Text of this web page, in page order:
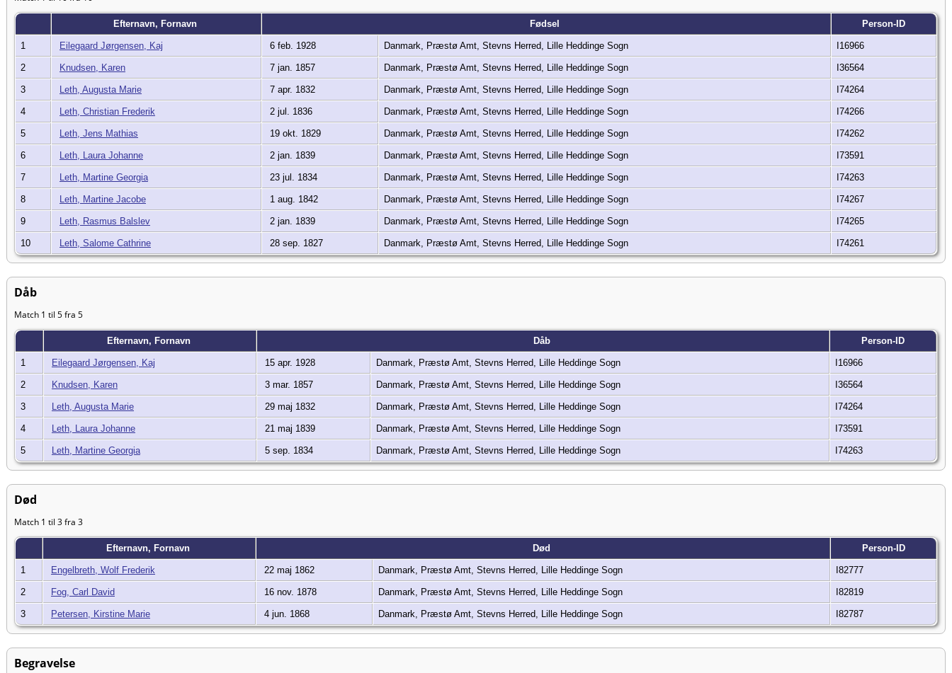
Efternavn, Fornavn Fødsel Person-ID
1 Eilegaard Jørgensen, Kaj 6 feb. 1928 Danmark, Præstø Amt, Stevns Herred, Lille Heddinge Sogn I16966
2 Knudsen, Karen 7 jan. 1857 Danmark, Præstø Amt, Stevns Herred, Lille Heddinge Sogn I36564
3 Leth, Augusta Marie 7 apr. 1832 Danmark, Præstø Amt, Stevns Herred, Lille Heddinge Sogn I74264
4 Leth, Christian Frederik 2 jul. 1836 Danmark, Præstø Amt, Stevns Herred, Lille Heddinge Sogn I74266
5 Leth, Jens Mathias 19 okt. 1829 Danmark, Præstø Amt, Stevns Herred, Lille Heddinge Sogn I74262
6 Leth, Laura Johanne 2 jan. 1839 Danmark, Præstø Amt, Stevns Herred, Lille Heddinge Sogn I73591
7 Leth, Martine Georgia 23 jul. 1834 Danmark, Præstø Amt, Stevns Herred, Lille Heddinge Sogn I74263
8 Leth, Martine Jacobe 1 aug. 1842 Danmark, Præstø Amt, Stevns Herred, Lille Heddinge Sogn I74267
9 Leth, Rasmus Balslev 2 jan. 1839 Danmark, Præstø Amt, Stevns Herred, Lille Heddinge Sogn I74265
10 Leth, Salome Cathrine 28 sep. 1827 Danmark, Præstø Amt, Stevns Herred, Lille Heddinge Sogn I74261
Dåb
Match 1 til 5 fra 5
Efternavn, Fornavn Dåb Person-ID
1 Eilegaard Jørgensen, Kaj 15 apr. 1928 Danmark, Præstø Amt, Stevns Herred, Lille Heddinge Sogn I16966
2 Knudsen, Karen 3 mar. 1857 Danmark, Præstø Amt, Stevns Herred, Lille Heddinge Sogn I36564
3 Leth, Augusta Marie 29 maj 1832 Danmark, Præstø Amt, Stevns Herred, Lille Heddinge Sogn I74264
4 Leth, Laura Johanne 21 maj 1839 Danmark, Præstø Amt, Stevns Herred, Lille Heddinge Sogn I73591
5 Leth, Martine Georgia 5 sep. 1834 Danmark, Præstø Amt, Stevns Herred, Lille Heddinge Sogn I74263
Død
Match 1 til 3 fra 3
Efternavn, Fornavn Død Person-ID
1 Engelbreth, Wolf Frederik 22 maj 1862 Danmark, Præstø Amt, Stevns Herred, Lille Heddinge Sogn I82777
2 Fog, Carl David 16 nov. 1878 Danmark, Præstø Amt, Stevns Herred, Lille Heddinge Sogn I82819
3 Petersen, Kirstine Marie 4 jun. 1868 Danmark, Præstø Amt, Stevns Herred, Lille Heddinge Sogn I82787
Begravelse